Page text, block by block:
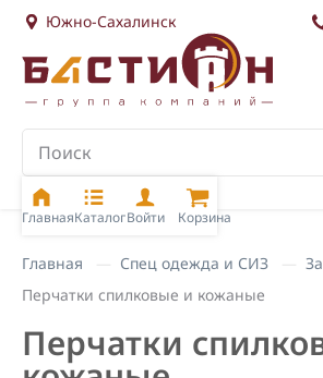
Южно-Сахалинск
ГлавнаяКаталогВойти Корзина
Главная Спец одежда и СИЗ
Перчатки спилковые и кожаные
Перчатки